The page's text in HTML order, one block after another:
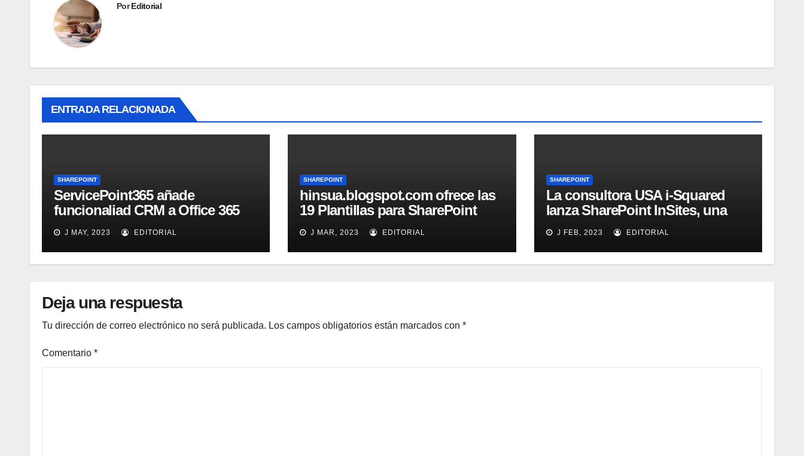
PorEditorial
ENTRADA RELACIONADA
SHAREPOINT
ServicePoint365 añade
funcionaliad CRM a Office 365
SharePoint
J MAY, 2023 EDITORIAL
SHAREPOINT
hinsua.blogspot.com ofrece las
19 Plantillas para SharePoint
2010J MAR, 2023 EDITORIAL
SHAREPOINT
La consultora USA i-Squared
lanza SharePoint InSites, una
herramienta para que los
usuarios de una organización
aprendan a sacar el mayor
provecho de SharePoint
J FEB, 2023 EDITORIAL
Deja una respuesta
Tu dirección de correo electrónico no será publicada. Los campos obligatorios están marcados con *
Comentario *